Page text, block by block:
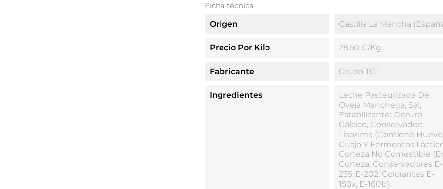
Ficha técnica
Origen
Castilla La Mancha
Precio Por Kilo 28.50 €/kg
Fabricante Grupo TGT
Ingredientes
Leche Pasteurizada De
Oveja Manchega, Sal,
Estabilizante: Cloruro
Cálcico, Conservador:
Lisozima (contiene
Cuajo Y Fermentos
Corteza No Comestible
Corteza: Conservadores E-
235, E-202; Colorantes E-
150a, E-160b).